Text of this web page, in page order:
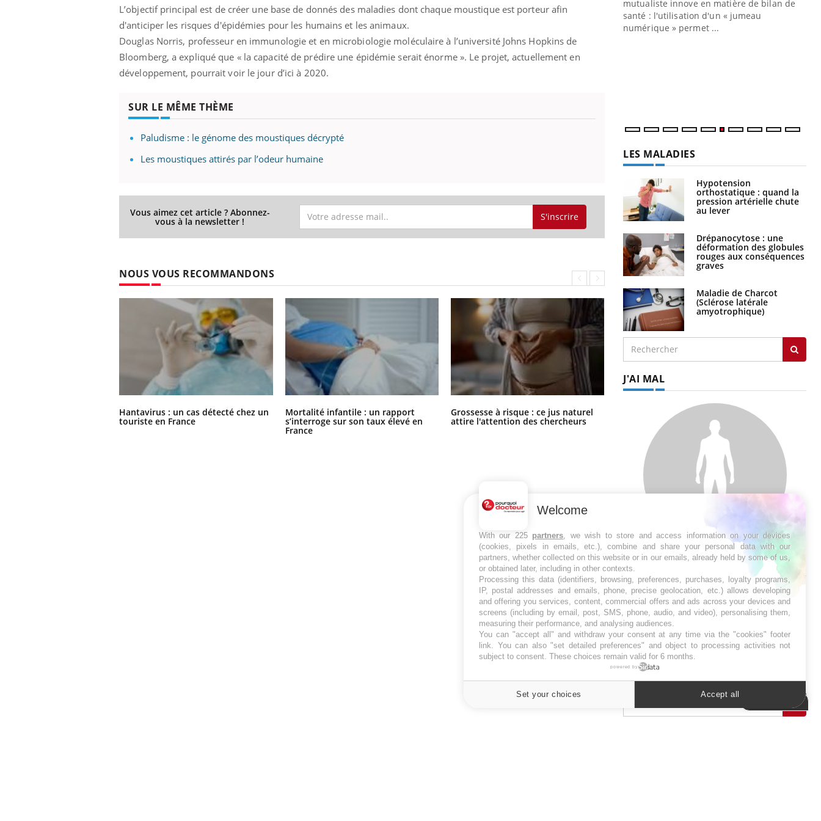
L’objectif principal est de créer une base de donnés des maladies dont chaque moustique est porteur afin
d'anticiper les risques d'épidémies pour les humains et les animaux.
Douglas Norris, professeur en immunologie et en microbiologie moléculaire à l’université Johns Hopkins de
Bloomberg, a expliqué que « la capacité de prédire une épidémie serait énorme ». Le projet, actuellement en
développement, pourrait voir le jour d’ici à 2020.
SUR LE MÊME THÈME
Paludisme : le génome des moustiques décrypté
Les moustiques attirés par l’odeur humaine
Vous aimez cet article ? Abonnez-
vous à la newsletter ! S'inscrire
NOUS VOUS RECOMMANDONS
Hantavirus : un cas détecté chez un
touriste en France
Mortalité infantile : un rapport
s’interroge sur son taux élevé en
France
Grossesse à risque : ce jus naturel
attire l'attention des chercheurs
Comment oublier les écrans en
patients comme parfois chez les soignants.
soleil, activités en plein air… Nos mains
sont ...
défis, mais ...
mutualiste innove en matière de bilan de
santé : l'utilisation d'un « jumeau
numérique » permet ...
LES MALADIES
Hypotension
orthostatique : quand la
pression artérielle chute
au lever
Drépanocytose : une
déformation des globules
rouges aux conséquences
graves
Maladie de Charcot
(Sclérose latérale
amyotrophique)
J'AI MAL
SYMPTÔMES
Douleurs de l’avant-pied :
des métatarsalgies à 90 %
liées à problème d’appui
Mauvaise haleine : il faut
Welcome
With our 225 partners, we wish to store and access information on your devices
(cookies, pixels in emails, etc.), combine and share your personal data with our
partners, whether collected on this website or in our emails, already held by some of us,
or obtained later, including in other contexts.
Processing this data (identifiers, browsing, preferences, purchases, loyalty programs,
IP, postal addresses and emails, phone, precise geolocation, etc.) allows developing
and offering you services, content, commercial offers and ads across your devices and
screens (including by email, post, SMS, phone, audio, and video), personalising them,
measuring their performance, and analysing audiences.
You can "accept all" and withdraw your consent at any time via the "cookies" footer
link. You can also "set detailed preferences" and object to processing activities not
subject to consent. These choices remain valid for 6 months.
powered by
Set your choices Accept all